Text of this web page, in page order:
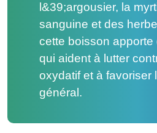
l&39;argousier, la
sanguine et des
cette boisson
qui aident à lutter
oxydatif et à favoriser
général.